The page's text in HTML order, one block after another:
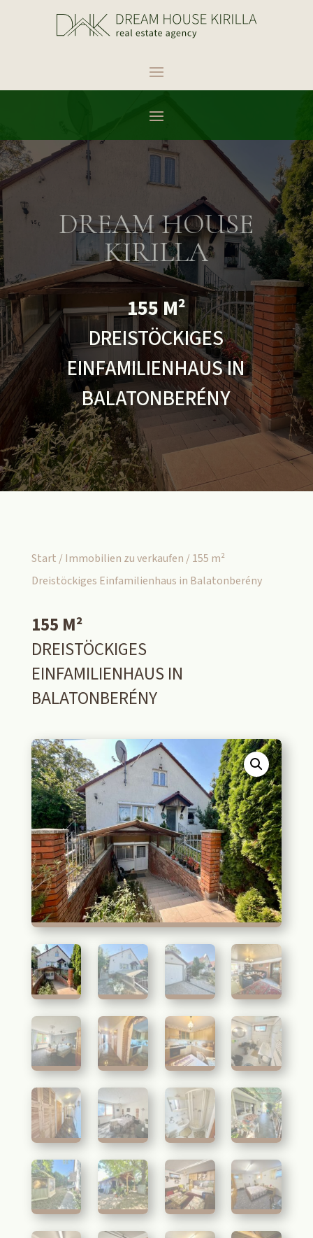
DREAM HOUSE
KIRILLA
155 M²
DREISTÖCKIGES
EINFAMILIENHAUS IN
BALATONBERÉNY
Start /Immobilien zu verkaufen / 155 m²
Dreistöckiges Einfamilienhaus in Balatonberény
155 M²
DREISTÖCKIGES
EINFAMILIENHAUS IN
BALATONBERÉNY